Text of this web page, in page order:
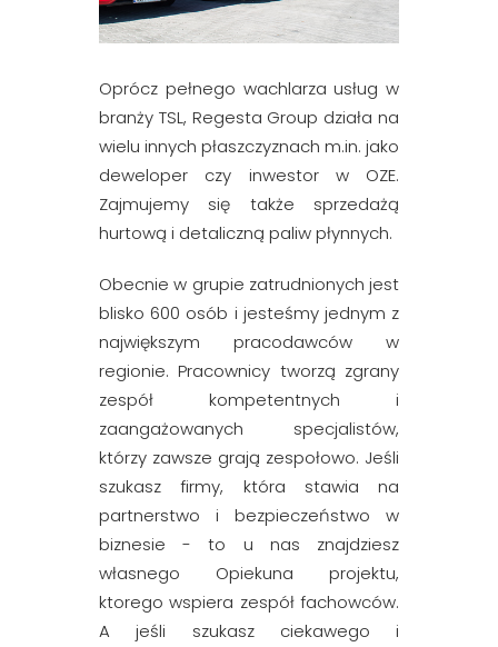
Oprócz pełnego wachlarza usług w
branży TSL, Regesta Group działa na
wielu innych płaszczyznach m.in. jako
deweloper czy inwestor w OZE.
Zajmujemy się także sprzedażą
hurtową i detaliczną paliw płynnych.
Obecnie w grupie zatrudnionych jest
blisko 600 osób i jesteśmy jednym z
największym pracodawców w
regionie. Pracownicy tworzą zgrany
zespół kompetentnych i
zaangażowanych specjalistów,
którzy zawsze grają zespołowo. Jeśli
szukasz firmy, która stawia na
partnerstwo i bezpieczeństwo w
biznesie - to u nas znajdziesz
własnego Opiekuna projektu,
ktorego wspiera zespół fachowców.
A jeśli szukasz ciekawego i